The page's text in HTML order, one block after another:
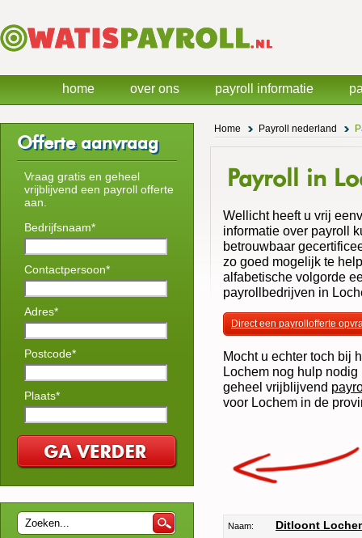
Home Payroll nederland
Payroll in
Wellicht heeft u vrij
informatie over payroll
betrouwbaar
zo goed mogelijk te
alfabetische volgorde
payrollbedrijven in
Direct een payrollofferte
Mocht u echter toch bij
Lochem nog hulp
geheel vrijblijvend
voor Lochem in de
Naam: Ditloont
Offerte aanvraag
Vraag gratis en geheel
vrijblijvend een payroll offerte
aan.
Bedrijfsnaam*
Contactpersoon*
Adres*
Postcode*
Plaats*
home over ons payroll informatie